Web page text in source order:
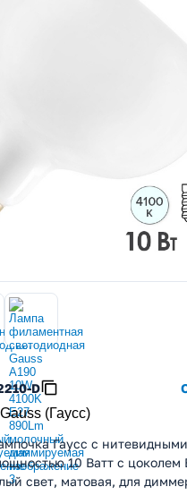
D
Gauss (Гаусс)
Гаусс c нитевидными
10 Ватт с цоколем
свет, матовая, для